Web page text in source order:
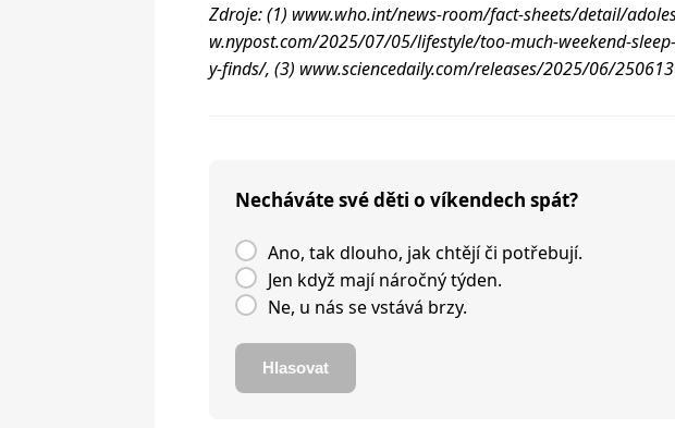
Zdroje: (1) www.who.int/news-room/fact-sheets/detail/
w.nypost.com/2025/07/05/lifestyle/too-much-weekend-
y-finds/, (3) www.sciencedaily.com/releases/2025/06/
Necháváte své děti o víkendech spát?
Ano, tak dlouho, jak chtějí či potřebují.
Jen když mají náročný týden.
Ne, u nás se vstává brzy.
Hlasovat